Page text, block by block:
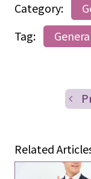
Category:
Tag:
Related